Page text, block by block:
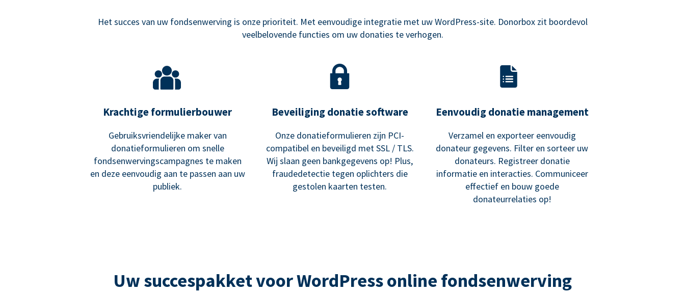
Het succes van uw fondsenwerving is onze prioriteit. Met eenvoudige integratie met uw WordPress-site. Donorbox zit boordevol
veelbelovende functies om uw donaties te verhogen.
Krachtige formulierbouwer
Gebruiksvriendelijke maker van
donatieformulieren om snelle
fondsenwervingscampagnes te maken
en deze eenvoudig aan te passen aan uw
publiek.
Beveiliging donatie software
Onze donatieformulieren zijn PCI-
compatibel en beveiligd met SSL / TLS.
Wij slaan geen bankgegevens op! Plus,
fraudedetectie tegen oplichters die
gestolen kaarten testen.
Eenvoudig donatie management
Verzamel en exporteer eenvoudig
donateur gegevens. Filter en sorteer uw
donateurs. Registreer donatie
informatie en interacties. Communiceer
effectief en bouw goede
donateurrelaties op!
Uw succespakket voor WordPress online fondsenwerving